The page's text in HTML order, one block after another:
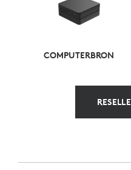
COMPUTERBRON